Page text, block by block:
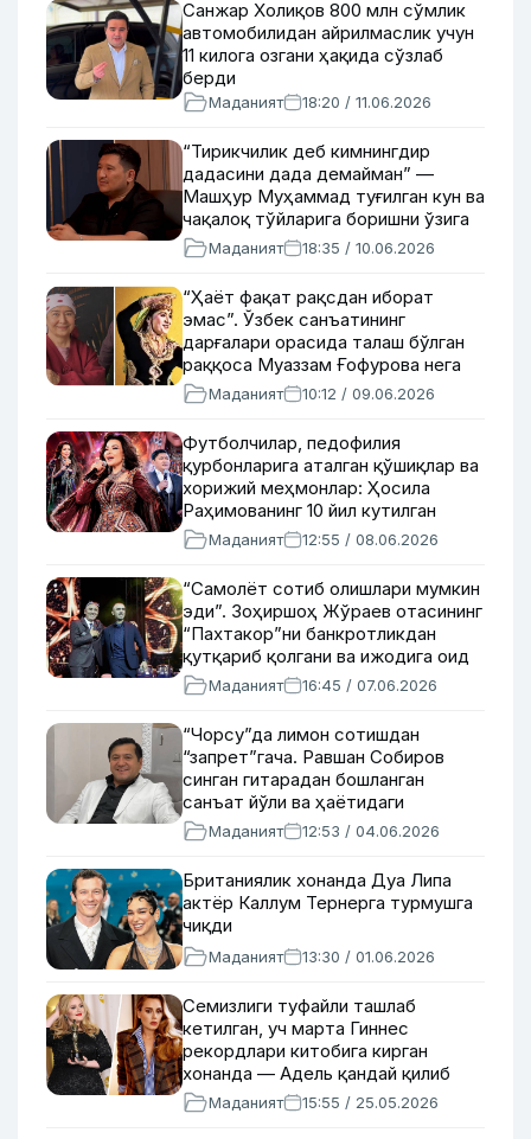
Санжар Холиқов 800 млн сўмлик
автомобилидан айрилмаслик учун
11 килога озгани ҳақида сўзлаб
берди
Маданият 18:20 / 11.06.2026
“Тирикчилик деб кимнингдир
дадасини дада демайман” —
Машҳур Муҳаммад туғилган кун ва
чақалоқ тўйларига боришни ўзига
эп кўрмаслиги ҳақида
Маданият 18:35 / 10.06.2026
“Ҳаёт фақат рақсдан иборат
эмас”. Ўзбек санъатининг
дарғалари орасида талаш бўлган
раққоса Муаззам Ғофурова нега
санъатни тарк этган?
Маданият 10:12 / 09.06.2026
Футболчилар, педофилия
қурбонларига аталган қўшиқлар ва
хорижий меҳмонлар: Ҳосила
Раҳимованинг 10 йил кутилган
концертидан репортаж (видео)
Маданият 12:55 / 08.06.2026
“Самолёт сотиб олишлари мумкин
эди”. Зоҳиршоҳ Жўраев отасининг
“Пахтакор”ни банкротликдан
қутқариб қолгани ва ижодига оид
васияти ҳақида
Маданият 16:45 / 07.06.2026
“Чорсу”да лимон сотишдан
“запрет”гача. Равшан Собиров
синган гитарадан бошланган
санъат йўли ва ҳаётидаги
адолатсизликлар ҳақида гапирди
Маданият 12:53 / 04.06.2026
Британиялик хонанда Дуа Липа
актёр Каллум Тернерга турмушга
чиқди
Маданият 13:30 / 01.06.2026
Семизлиги туфайли ташлаб
кетилган, уч марта Гиннес
рекордлари китобига кирган
хонанда — Адель қандай қилиб
Европанинг энг бой қўшиқчисига
айланди?
Маданият 15:55 / 25.05.2026